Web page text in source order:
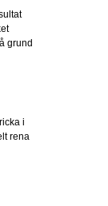
grund
i
rena